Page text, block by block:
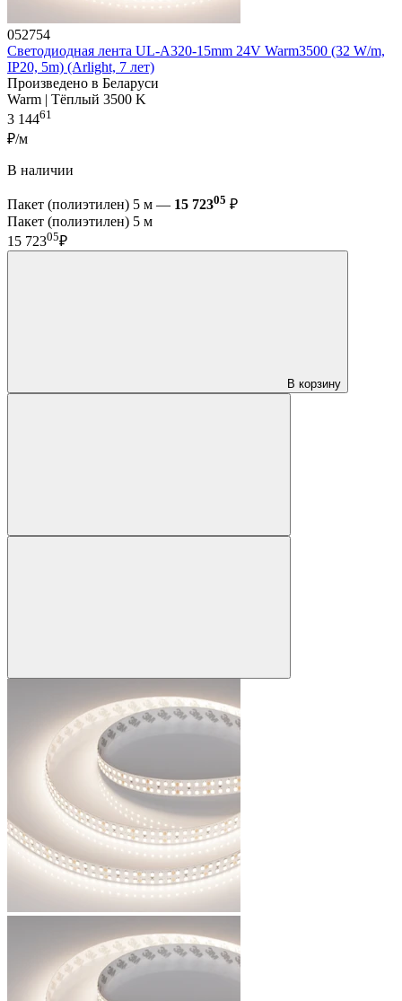
052754
Светодиодная лента UL-A320-15mm 24V Warm3500 (32 W/m,
IP20, 5m) (Arlight, 7 лет)
Произведено в Беларуси
Warm | Тёплый 3500 K
3 14461
₽/м
В наличии
Пакет (полиэтилен) 5 м — 15 72305 ₽
Пакет (полиэтилен) 5 м
15 72305₽
В корзину